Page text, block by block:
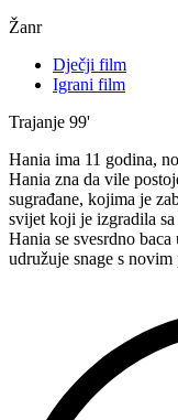
Žanr
Dječji film
Igrani film
Trajanje 99'
Hania ima 11 godina,
Hania zna da vile
sugrađane, kojima je
svijet koji je izgradila
Hania se svesrdno
udružuje snage s